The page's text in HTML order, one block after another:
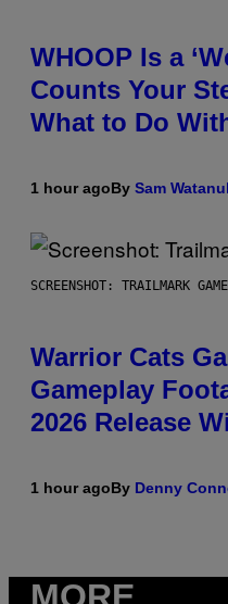
WHOOP Is a
Counts Your
What to Do
1 hour agoBy Sam
SCREENSHOT: TRAILMARK
Warrior Cats
Gameplay
2026 Release
1 hour agoBy Denny
MORE